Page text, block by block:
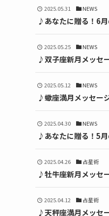
2025.05.31 NEWS
♪あなたに贈る！6
2025.05.25 NEWS
♪双子座新月メッセ
2025.05.12 NEWS
♪蠍座満月メッセー
2025.04.30 NEWS
♪あなたに贈る！5
2025.04.26 占星術
♪牡牛座新月メッセ
2025.04.12 占星術
♪天秤座満月メッセ